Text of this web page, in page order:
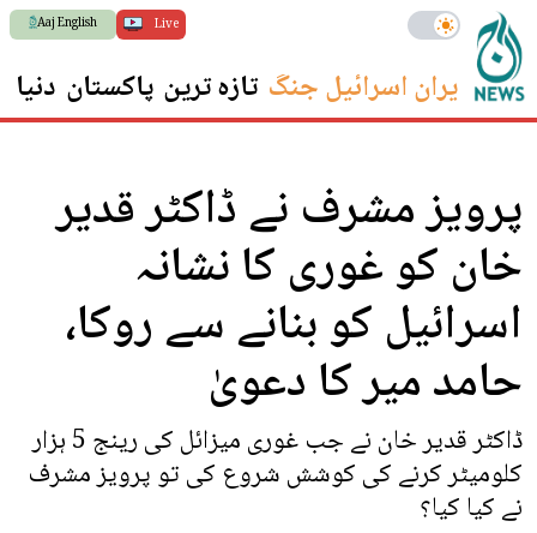
Live
Aaj English
ایران اسرائیل جنگ تازہ ترین پاکستان دنیا
پرویز مشرف نے ڈاکٹر قدیر
خان کو غوری کا نشانہ
اسرائیل کو بنانے سے روکا،
حامد میر کا دعویٰ
ڈاکٹر قدیر خان نے جب غوری میزائل کی رینج 5 ہزار
کلومیٹر کرنے کی کوشش شروع کی تو پرویز مشرف
نے کیا کیا؟